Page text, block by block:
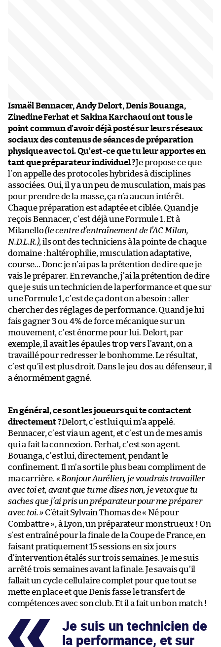
Ismaël Bennacer, Andy Delort, Denis Bouanga,
Zinedine Ferhat et Sakina Karchaoui ont tous le
point commun d’avoir déjà posté sur leurs réseaux
sociaux des contenus de séances de préparation
physique avec toi. Qu’est-ce que tu leur apportes en
tant que préparateur individuel ?Je propose ce que
l’on appelle des protocoles hybrides à disciplines
associées. Oui, il y a un peu de musculation, mais pas
pour prendre de la masse, ça n’a aucun intérêt.
Chaque préparation est adaptée et ciblée. Quand je
reçois Bennacer, c’est déjà une Formule 1. Et à
Milanello(le centre d’entraînement de l’AC Milan,
N.D.L.R.), ils ont des techniciens à la pointe de chaque
domaine : haltérophilie, musculation adaptative,
course… Donc je n’ai pas la prétention de dire que je
vais le préparer. En revanche, j’ai la prétention de dire
que je suis un technicien de la performance et que sur
une Formule 1, c’est de ça dont on a besoin : aller
chercher des réglages de performance. Quand je lui
fais gagner 3 ou 4% de force mécanique sur un
mouvement, c’est énorme pour lui. Delort, par
exemple, il avait les épaules trop vers l’avant, on a
travaillé pour redresser le bonhomme. Le résultat,
c’est qu’il est plus droit. Dans le jeu dos au défenseur, il
a énormément gagné.
En général, ce sont les joueurs qui te contactent
directement ?Delort, c’est lui qui m’a appelé.
Bennacer, c’est via un agent, et c’est un de mes amis
qui a fait la connexion. Ferhat, c’est son agent.
Bouanga, c’est lui, directement, pendant le
confinement. Il m’a sorti le plus beau compliment de
ma carrière. « Bonjour Aurélien, je voudrais travailler
avec toi et, avant que tu me dises non, je veux que tu
saches que j’ai pris un préparateur pour me préparer
avec toi. » C’était Sylvain Thomas de « Né pour
Combattre », à Lyon, un préparateur monstrueux ! On
s’est entraîné pour la finale de la Coupe de France, en
faisant pratiquement 15 sessions en six jours
d’intervention étalés sur trois semaines. Je me suis
arrêté trois semaines avant la finale. Je savais qu’il
fallait un cycle cellulaire complet pour que tout se
mette en place et que Denis fasse le transfert de
compétences avec son club. Et il a fait un bon match !
Je suis un technicien de
la performance, et sur